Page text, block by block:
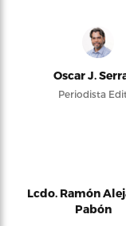
Oscar J.
Periodista
Lcdo. Ramón
Pabón